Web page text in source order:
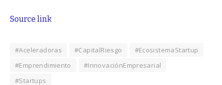
Source link
#Aceleradoras #CapitalRiesgo
#EcosistemaStartup
#Emprendimiento
#InnovaciónEmpresarial
#Startups